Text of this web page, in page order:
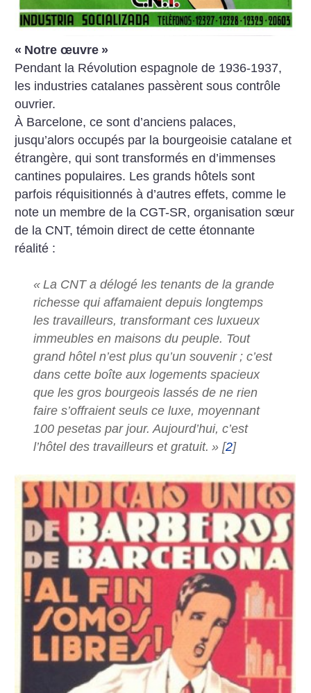
« Notre œuvre »
Pendant la Révolution espagnole de 1936-1937,
les industries catalanes passèrent sous contrôle
ouvrier.
À Barcelone, ce sont d’anciens palaces,
jusqu’alors occupés par la bourgeoisie catalane et
étrangère, qui sont transformés en d’immenses
cantines populaires. Les grands hôtels sont
parfois réquisitionnés à d’autres effets, comme le
note un membre de la CGT-SR, organisation sœur
de la CNT, témoin direct de cette étonnante
réalité :
« La CNT a délogé les tenants de la grande
richesse qui affamaient depuis longtemps
les travailleurs, transformant ces luxueux
immeubles en maisons du peuple. Tout
grand hôtel n’est plus qu’un souvenir ; c’est
dans cette boîte aux logements spacieux
que les gros bourgeois lassés de ne rien
faire s’offraient seuls ce luxe, moyennant
100 pesetas par jour. Aujourd’hui, c’est
l’hôtel des travailleurs et gratuit. »[2]